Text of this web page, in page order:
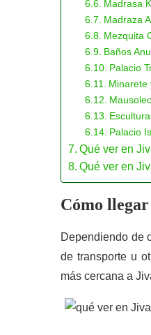
Madrasa
Madraza
Mezquita
Baños
Palacio
Minarete
Palacio
Qué ver en
Qué ver en
Cómo
Dependiendo de
de transporte u
más cercana a